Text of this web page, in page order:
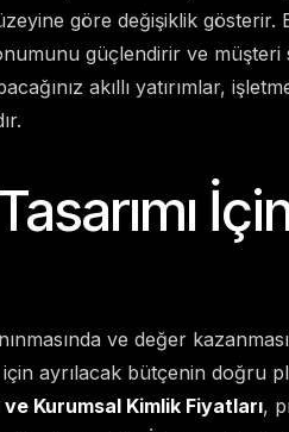
göre değişiklik gösterir.
güçlendirir ve müşteri
akıllı yatırımlar,
ve değer
ayrılacak bütçenin doğru
ve Kurumsal Kimlik Fiyatları,